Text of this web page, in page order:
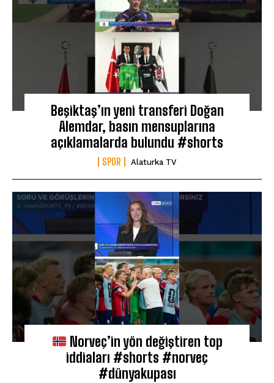
Beşiktaş’ın yeni transferi Doğan
Alemdar, basın mensuplarına
açıklamalarda bulundu #shorts
SPOR Alaturka TV
Norveç’in yön değiştiren top
iddiaları #shorts #norveç
#dünyakupası